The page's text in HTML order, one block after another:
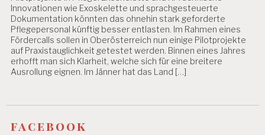
Innovationen wie Exoskelette und sprachgesteuerte
Dokumentation könnten das ohnehin stark geforderte
Pflegepersonal künftig besser entlasten. Im Rahmen eines
Fördercalls sollen in Oberösterreich nun einige Pilotprojekte
auf Praxistauglichkeit getestet werden. Binnen eines Jahres
erhofft man sich Klarheit, welche sich für eine breitere
Ausrollung eignen. Im Jänner hat das Land […]
facebook